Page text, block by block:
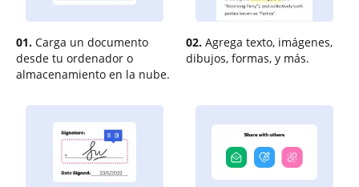
01. Carga un documento
desde tu ordenador o
almacenamiento en la nube.
02. Agrega texto, imágenes,
dibujos, formas, y más.